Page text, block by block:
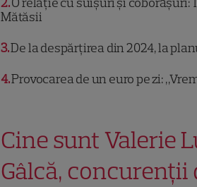
Mătăsii
3De la despărțirea din 2024, la
4Provocarea de un euro pe zi:
Cine sunt Valerie
Gâlcă, concurenții